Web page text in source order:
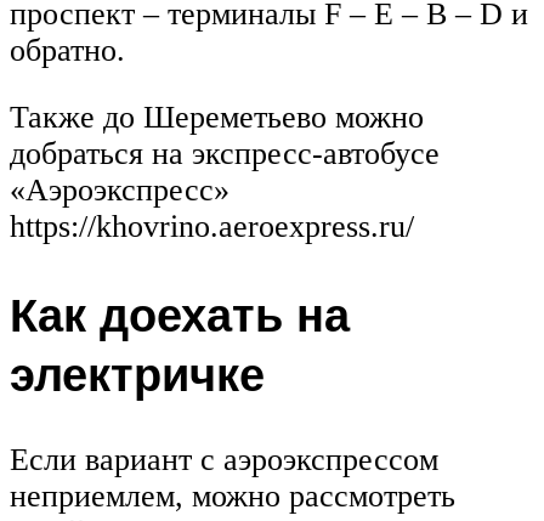
проспект – терминалы F – Е – В – D и
обратно.
Также до Шереметьево можно
добраться на экспресс-автобусе
«Аэроэкспресс»
https://khovrino.aeroexpress.ru/
Как доехать на
электричке
Если вариант с аэроэкспрессом
неприемлем, можно рассмотреть